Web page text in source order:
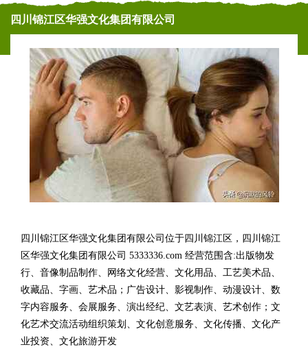
四川锦江区华强文化集团有限公司
四川锦江区华强文化集团有限公司位于四川锦江区，四川锦江
区华强文化集团有限公司 5333336.com 经营范围含:出版物发
行、音像制品制作、网络文化经营、文化用品、工艺美术品、
收藏品、字画、艺术品；广告设计、影视制作、动漫设计、数
字内容服务、会展服务、演出经纪、文艺表演、艺术创作；文
化艺术交流活动组织策划、文化创意服务、文化传播、文化产
业投资、文化旅游开发